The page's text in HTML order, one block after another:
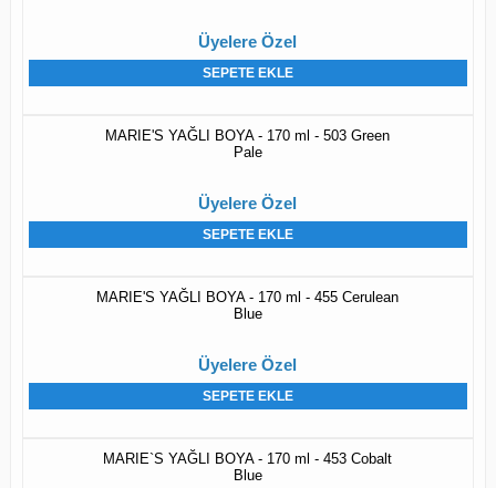
Üyelere Özel
SEPETE EKLE
MARIE'S YAĞLI BOYA - 170 ml - 503 Green
Pale
Üyelere Özel
SEPETE EKLE
MARIE'S YAĞLI BOYA - 170 ml - 455 Cerulean
Blue
Üyelere Özel
SEPETE EKLE
MARIE`S YAĞLI BOYA - 170 ml - 453 Cobalt
Blue